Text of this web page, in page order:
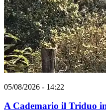
05/08/2026 - 14:22
A Cademario il Triduo